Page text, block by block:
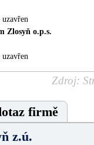
Zlosyň o.p.s.
Zdroj:
firmě
z.ú.